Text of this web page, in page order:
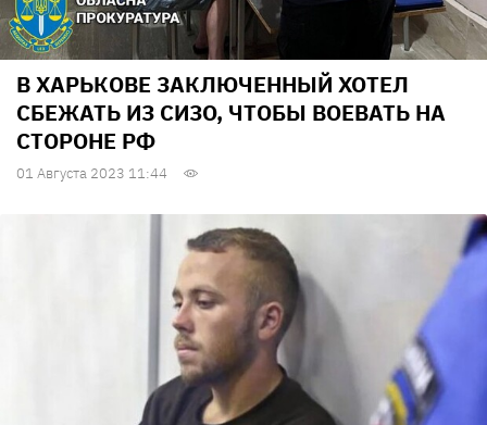
В ХАРЬКОВЕ ЗАКЛЮЧЕННЫЙ ХОТЕЛ
СБЕЖАТЬ ИЗ СИЗО, ЧТОБЫ ВОЕВАТЬ НА
СТОРОНЕ РФ
01 Августа 2023 11:44